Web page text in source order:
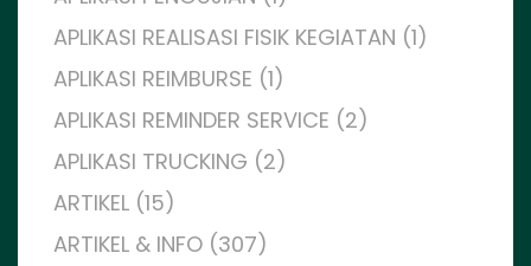
APLIKASI REALISASI FISIK KEGIATAN (1)
APLIKASI REIMBURSE (1)
APLIKASI REMINDER SERVICE (2)
APLIKASI TRUCKING (2)
ARTIKEL (15)
ARTIKEL & INFO (307)